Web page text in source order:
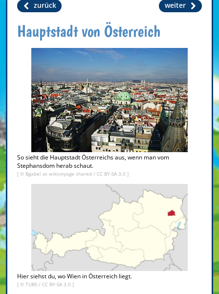
zurück weiter
Hauptstadt von Österreich
So sieht die Hauptstadt Österreichs aus, wenn man vom
Stephansdom herab schaut.
[ © Bgabel at wikivoyage shared / CC BY-SA 3.0 ]
Hier siehst du, wo Wien in Österreich liegt.
[ © TUBS / CC BY-SA 3.0 ]